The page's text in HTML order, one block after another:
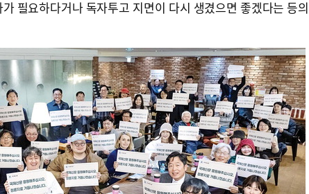
필요하다거나 독자투고 지면이 다시 생겼으면 좋겠다는 등의